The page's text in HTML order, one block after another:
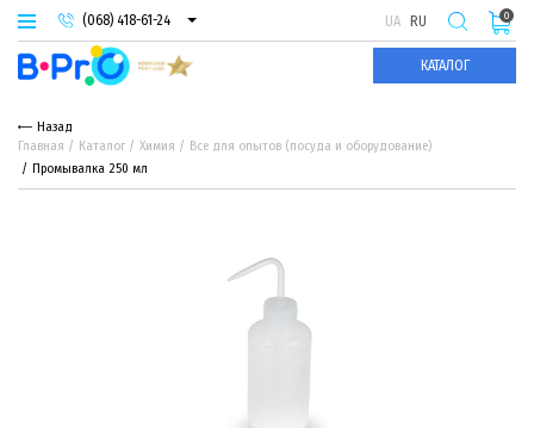
(068) 418-61-24
(093) 974-66-94
(095) 987-29-55
UA RU
КАТАЛОГ
0
Назад
Главная
Каталог Химия
Все для опытов (посуда и оборудование)
Промывалка 250 мл